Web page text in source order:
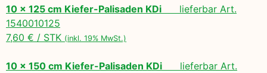
10 x 125 cm Kiefer-Palisaden KDi lieferbar Art.
1540010125
7,60 € / STK (inkl. 19% MwSt.)
10 x 150 cm Kiefer-Palisaden KDi lieferbar Art.